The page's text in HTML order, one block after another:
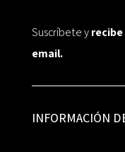
Suscríbete y
email.
INFORMACIÓN